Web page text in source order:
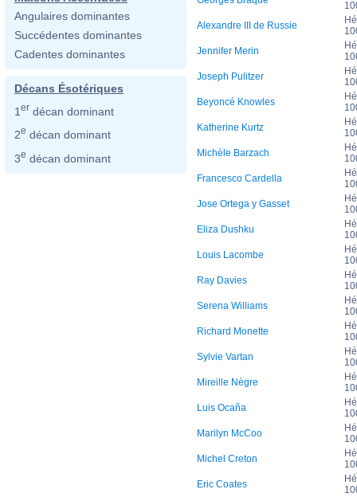
Angulaires dominantes
Succédentes dominantes
Cadentes dominantes
Décans Ésotériques
1 er décan dominant
2e décan dominant
3e décan dominant
Alexandre III de Russie
Jennifer Merin
Joseph Pulitzer
Beyoncé Knowles
Katherine Kurtz
Michèle Barzach
Francesco Cardella
Jose Ortega y Gasset
Eliza Dushku
Louis Lacombe
Ray Davies
Serena Williams
Richard Monette
Sylvie Vartan
Mireille Nègre
Luis Ocaña
Marilyn McCoo
Michel Creton
Eric Coates